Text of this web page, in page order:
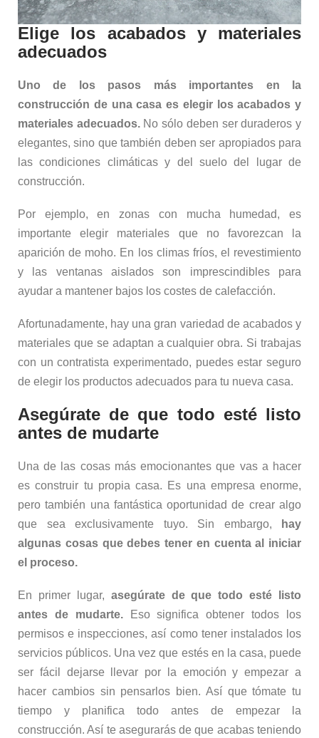
Elige los acabados y materiales
adecuados
Uno de los pasos más importantes en la
construcción de una casa es elegir los acabados y
materiales adecuados. No sólo deben ser duraderos y
elegantes, sino que también deben ser apropiados para
las condiciones climáticas y del suelo del lugar de
construcción.
Por ejemplo, en zonas con mucha humedad, es
importante elegir materiales que no favorezcan la
aparición de moho. En los climas fríos, el revestimiento
y las ventanas aislados son imprescindibles para
ayudar a mantener bajos los costes de calefacción.
Afortunadamente, hay una gran variedad de acabados y
materiales que se adaptan a cualquier obra. Si trabajas
con un contratista experimentado, puedes estar seguro
de elegir los productos adecuados para tu nueva casa.
Asegúrate de que todo esté listo
antes de mudarte
Una de las cosas más emocionantes que vas a hacer
es construir tu propia casa. Es una empresa enorme,
pero también una fantástica oportunidad de crear algo
que sea exclusivamente tuyo. Sin embargo,
hay
algunas cosas que debes tener en cuenta al iniciar
el proceso.
En primer lugar, asegúrate de que todo esté listo
antes de mudarte.Eso significa obtener todos los
permisos e inspecciones, así como tener instalados los
servicios públicos. Una vez que estés en la casa, puede
ser fácil dejarse llevar por la emoción y empezar a
hacer cambios sin pensarlos bien. Así que tómate tu
tiempo y planifica todo antes de empezar la
construcción. Así te asegurarás de que acabas teniendo